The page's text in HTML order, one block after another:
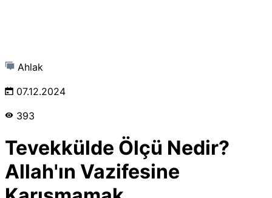
Ahlak
07.12.2024
393
Tevekkülde Ölçü Nedir?
Allah'ın Vazifesine